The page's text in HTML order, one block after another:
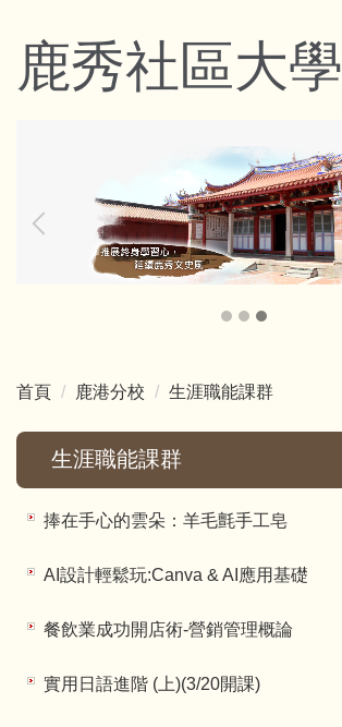
到
要鹿秀社區大學
首頁 鹿港分校 生涯職能課群
生涯職能課群
捧在手心的雲朵：羊毛氈手工皂
AI設計輕鬆玩:Canva & AI應用基礎
餐飲業成功開店術-營銷管理概論
實用日語進階 (上)(3/20開課)